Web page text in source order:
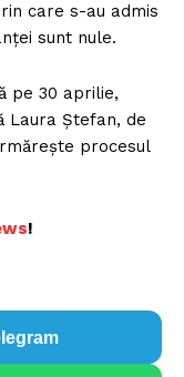
care s-au admis
sunt nule.
pe 30 aprilie,
Laura Ștefan, de
procesul
!